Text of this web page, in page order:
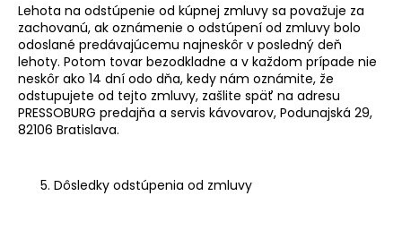
Lehota na odstúpenie od kúpnej zmluvy sa považuje za
zachovanú, ak oznámenie o odstúpení od zmluvy bolo
odoslané predávajúcemu najneskôr v posledný deň
lehoty. Potom tovar bezodkladne a v každom prípade nie
neskôr ako 14 dní odo dňa, kedy nám oznámite, že
odstupujete od tejto zmluvy, zašlite späť na adresu
PRESSOBURG predajňa a servis kávovarov, Podunajská 29,
82106 Bratislava.
Dôsledky odstúpenia od zmluvy